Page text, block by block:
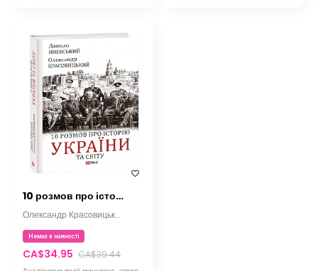
10 розмов про історію України та світу
Олександр Красовицький
Немає в наяності
CA$34.95 CA$39.44